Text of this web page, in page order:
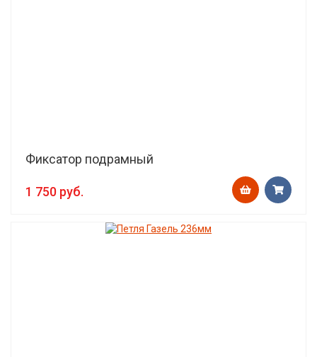
Фиксатор подрамный
1 750 руб.